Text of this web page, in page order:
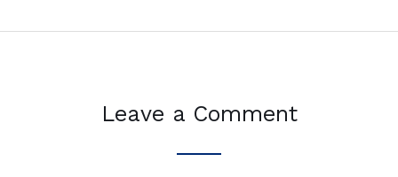
Leave a Comment